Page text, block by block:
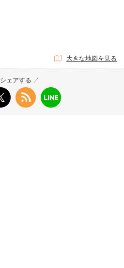
大きな地図を見る
シェアする